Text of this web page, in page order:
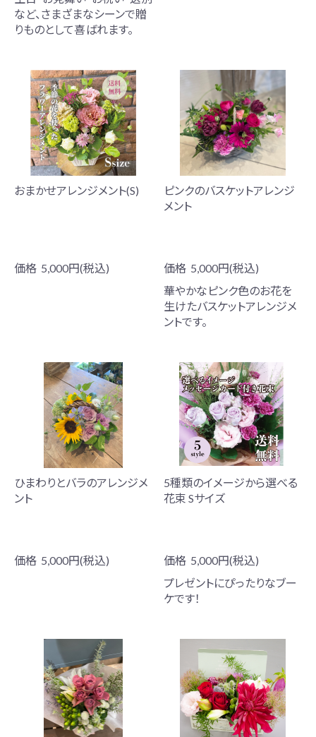
など、さまざまなシーンで贈
りものとして喜ばれます。
おまかせアレンジメント(S)
価格 5,000円(税込)
ピンクのバスケットアレンジ
メント
価格 5,000円(税込)
華やかなピンク色のお花を
生けたバスケットアレンジメ
ントです。
ひまわりとバラのアレンジメ
ント
価格 5,000円(税込)
5種類のイメージから選べる
花束 Sサイズ
価格 5,000円(税込)
プレゼントにぴったりなブー
ケです！